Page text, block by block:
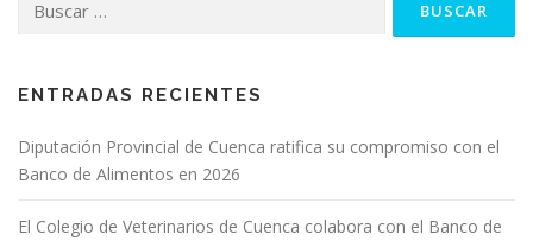
ENTRADAS RECIENTES
Diputación Provincial de Cuenca ratifica su compromiso con el
Banco de Alimentos en 2026
El Colegio de Veterinarios de Cuenca colabora con el Banco de